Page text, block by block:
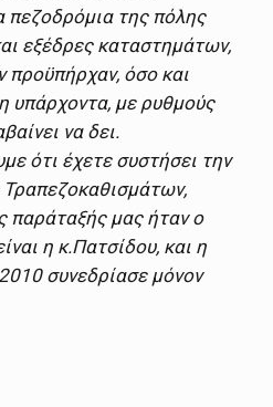
πεζοδρόμια της πόλης
εξέδρες καταστημάτων,
προϋπήρχαν, όσο και
υπάρχοντα, με ρυθμούς
να δει.
ότι έχετε συστήσει την
παράταξής μας ήταν ο
η κ.Πατσίδου, και η
συνεδρίασε μόνον